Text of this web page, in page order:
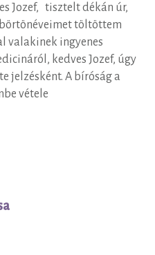
Jozef, tisztelt dékán úr,
töltöttem
valakinek ingyenes
kedves Jozef, úgy
jelzésként. A bíróság a
vétele